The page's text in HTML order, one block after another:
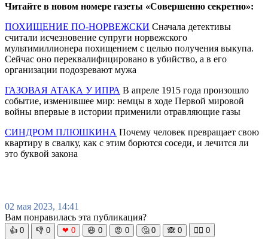
Читайте в новом номере газеты «Совершенно секретно»:
ПОХИЩЕНИЕ ПО-НОРВЕЖСКИ Сначала детективы
считали исчезновение супруги норвежского
мультимиллионера похищением с целью получения выкупа.
Сейчас оно переквалифицировано в убийство, а в его
организации подозревают мужа
ГАЗОВАЯ АТАКА У ИПРА В апреле 1915 года произошло
событие, изменившее мир: немцы в ходе Первой мировой
войны впервые в истории применили отравляющие газы
СИНДРОМ ПЛЮШКИНА Почему человек превращает свою
квартиру в свалку, как с этим борются соседи, и лечится ли
это буквой закона
02 мая 2023, 14:41
Вам понравилась эта публикация?
👍 0 👎 0 ❤ 0 😆 0 😡 0 🤔 0 🙈 0 🧘‍♀️ 0